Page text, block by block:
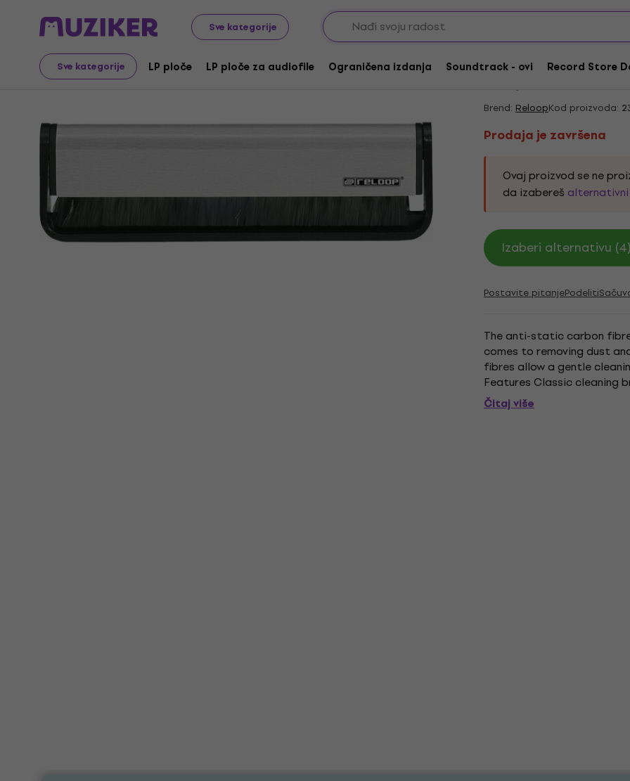
Sve kategorije
Sve kategorije LP ploče LP ploče za audiofile Ograničena izdanja Soundtrack - ovi Record Store
Gramofonske ploče i CD-ovi Oprema za LP ploče Vinil četka
Prodaja je završena
Prodaja je završena
Reloop Carbon
Brend: ReloopKod proizvoda:
Prodaja je završena
Ovaj proizvod se ne
da izabereš
Izaberi alternativu (4)
Postavite pitanjePodeliti
The anti-static carbon
comes to removing dust
fibres allow a gentle
Features Classic cleaning
electrostatic charging and
Čitaj više